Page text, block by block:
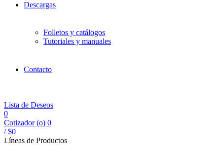
Descargas
Folletos y catálogos
Tutoriales y manuales
Contacto
Lista de Deseos
0
Cotizador (o) 0
/ $0
Líneas de Productos